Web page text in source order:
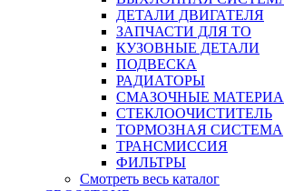
ДЕТАЛИ ДВИГАТЕЛЯ
ЗАПЧАСТИ ДЛЯ ТО
КУЗОВНЫЕ ДЕТАЛИ
ПОДВЕСКА
РАДИАТОРЫ
СМАЗОЧНЫЕ
СТЕКЛООЧИСТИТЕЛЬ
ТОРМОЗНАЯ СИСТЕМА
ТРАНСМИССИЯ
ФИЛЬТРЫ
Смотреть весь каталог